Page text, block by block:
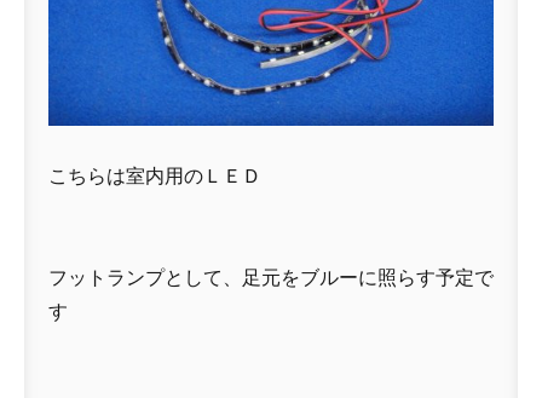
こちらは室内用のＬＥＤ
フットランプとして、足元をブルーに照らす予定で
す